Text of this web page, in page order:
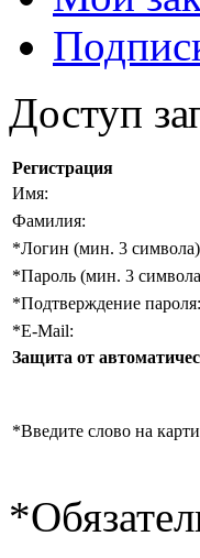
Доступ
Регистрация
Имя:
Фамилия:
*Логин (мин. 3
*Пароль (мин. 3
*Подтверждение пароля:
*E-Mail:
Защита от
*Введите слово на
*